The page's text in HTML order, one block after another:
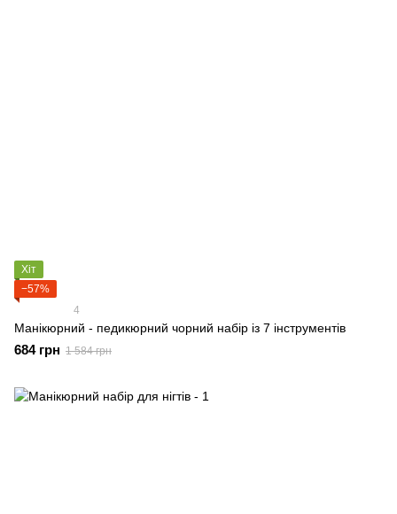
Хіт
−57%
4
Манікюрний - педикюрний чорний набір із 7 інструментів
684 грн 1 584 грн